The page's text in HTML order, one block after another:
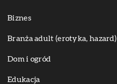
Biznes
Branża adult (erotyka, hazard)
Dom i ogród
Edukacja